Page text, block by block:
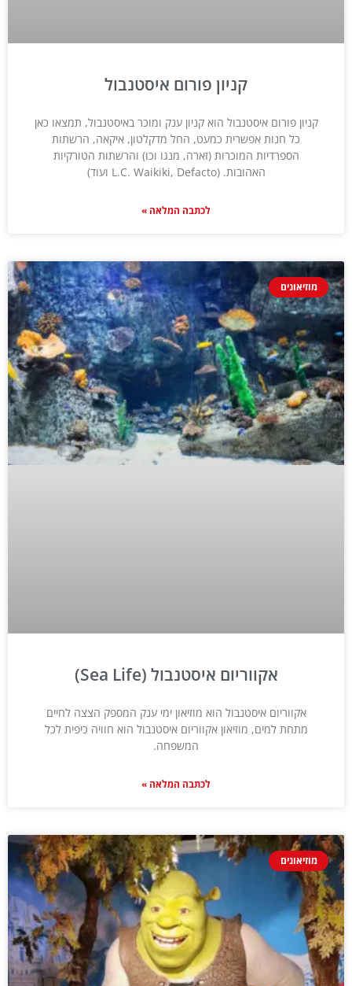
קניון פורום איסטנבול
קניון פורום איסטנבול הוא קניון ענק ומוכר באיסטנבול, תמצאו כאן
כל חנות אפשרית כמעט, החל מדקלטון, איקאה, הרשתות
הספרדיות המוכרות (זארה, מנגו וכו) והרשתות הטורקיות
האהובות. (L.C. Waikiki, Defacto ועוד)
לכתבה המלאה »
מוזיאונים
אקווריום איסטנבול (Sea Life)
אקווריום איסטנבול הוא מוזיאון ימי ענק המספק הצצה לחיים
מתחת למים, מוזיאון אקווריום איסטנבול הוא חוויה כיפית לכל
המשפחה.
לכתבה המלאה »
מוזיאונים